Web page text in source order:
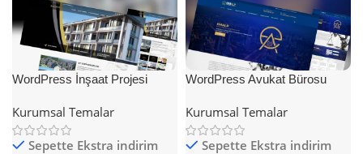
WordPress İnşaat Projesi
Kurumsal Temalar
Sepette Ekstra indirim
WordPress Avukat Bürosu
Kurumsal Temalar
Sepette Ekstra indirim